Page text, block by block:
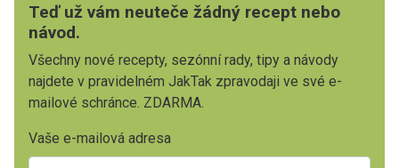
Teď už vám neuteče žádný recept nebo
návod.
Všechny nové recepty, sezónní rady, tipy a návody
najdete v pravidelném JakTak zpravodaji ve své e-
mailové schránce. ZDARMA.
Vaše e-mailová adresa